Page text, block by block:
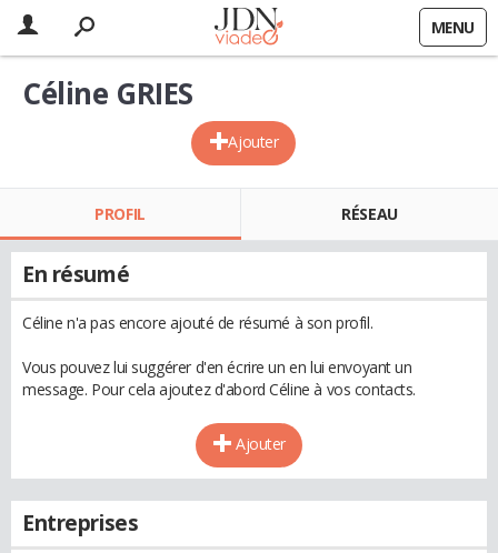
MENU
Ajouter
Céline GRIES
PROFIL RÉSEAU
En résumé
Céline n'a pas encore ajouté de résumé à son profil.
Vous pouvez lui suggérer d'en écrire un en lui envoyant un
message. Pour cela ajoutez d'abord Céline à vos contacts.
Ajouter
Entreprises